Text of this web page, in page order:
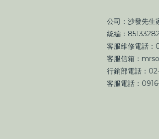
公司：沙發先生
統編：
客服維修電話：
客服信箱：
行銷部電話：
客服電話：